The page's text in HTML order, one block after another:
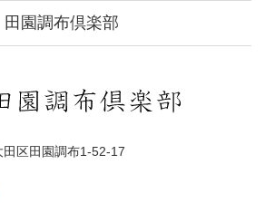
田園調布倶楽部
区田園調布1-52-17